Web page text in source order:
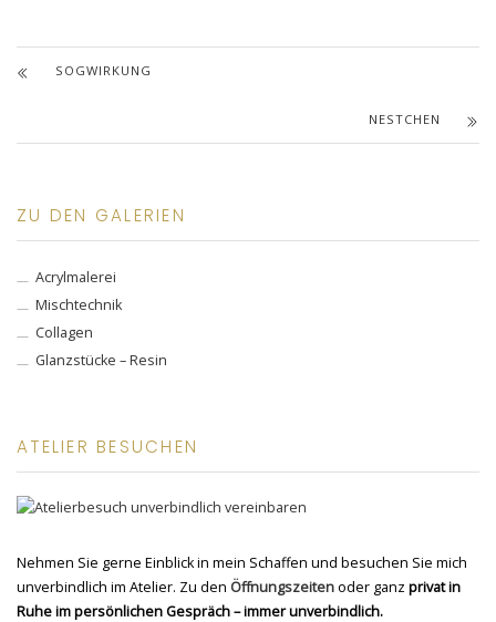
SOGWIRKUNG
NESTCHEN
ZU DEN GALERIEN
Acrylmalerei
Mischtechnik
Collagen
Glanzstücke – Resin
ATELIER BESUCHEN
Nehmen Sie gerne Einblick in mein Schaffen und besuchen Sie mich
unverbindlich im Atelier. Zu den Öffnungszeitenoder ganz privat in
Ruhe im persönlichen Gespräch – immer unverbindlich.